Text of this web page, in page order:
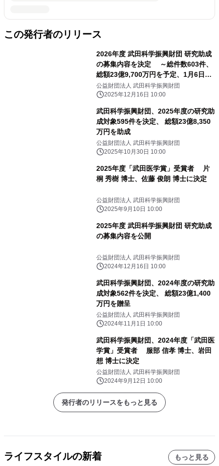
この発行者のリリース
2026年度 武田科学振興財団 研究助成
の募集内容を決定 ～総件数603件、
総額23億9,700万円を予定、1月6日募
集開始～
公益財団法人 武田科学振興財団
2025年12月16日 10:00
武田科学振興財団、2025年度の研究助
成対象595件を決定、 総額23億8,350
万円を助成
公益財団法人 武田科学振興財団
2025年10月30日 10:00
2025年度「武田医学賞」受賞者 片
桐 秀樹 博士、佐藤 俊朗 博士に決定
公益財団法人 武田科学振興財団
2025年9月10日 10:00
2025年度 武田科学振興財団 研究助成
の募集内容を公開
公益財団法人 武田科学振興財団
2024年12月16日 10:00
武田科学振興財団、2024年度の研究助
成対象562件を決定、 総額23億1,400
万円を贈呈
公益財団法人 武田科学振興財団
2024年11月1日 10:00
武田科学振興財団、2024年度「武田医
学賞」受賞者 服部 信孝 博士、岩田
想 博士に決定
公益財団法人 武田科学振興財団
2024年9月12日 10:00
発行者のリリースをもっと見る
ライフスタイルの新着 もっと見る